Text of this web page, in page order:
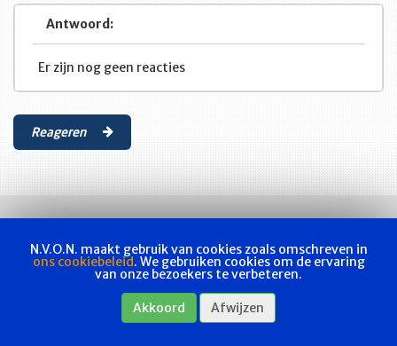
Antwoord:
Er zijn nog geen reacties
Reageren
Actueel Les & examen Bladen
Privacyverklaring
N.V.O.N. maakt gebruik van cookies zoals omschreven in
ons cookiebeleid. We gebruiken cookies om de ervaring
van onze bezoekers te verbeteren.
Akkoord Afwijzen